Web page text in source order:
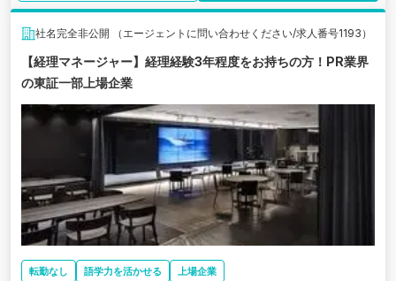
社名完全非公開 （エージェントに問い合わせください/求人番号1193）
【経理マネージャー】経理経験3年程度をお持ちの方！PR業界
の東証一部上場企業
転勤なし 語学力を活かせる 上場企業